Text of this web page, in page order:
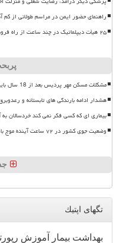
راهنمای حضور ایمن در مراسم طولانی از کم
۲۵ هیأت دیپلماتیک در چند ساعت از راه فرودگاه مهرآباد پذیرش شدند
مشکلات مسکن مهر پردیس بعد از 18 سال باید حل شود
هشدار ادامه بارندگی های تابستانه و رعدوبرق در ۴ استان تا
بیماری ای که کسی فکر نمی کند خردسالان به
وضعیت جوی کشور در ۷۲ ساعت آینده موج بارندگی های تابستانه در راه ۱۱ استان
تگهای اپتیك
بهداشت بیمار آموزش